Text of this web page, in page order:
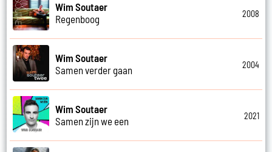
Wim Soutaer
Regenboog
2008
Wim Soutaer
Samen verder gaan
2004
Wim Soutaer
Samen zijn we een
2021